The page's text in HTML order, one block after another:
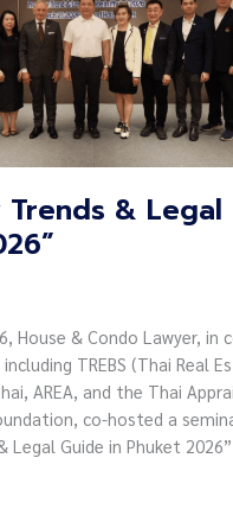
& Legal
House & Condo Lawyer, in
TREBS (Thai Real
AREA, and the Thai
co-hosted a
Legal Guide in Phuket